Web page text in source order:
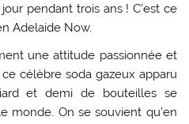
pendant trois ans ! C’est ce
Adelaide Now.
une attitude passionnée et
célèbre soda gazeux apparu
et demi de bouteilles se
monde. On se souvient qu’en